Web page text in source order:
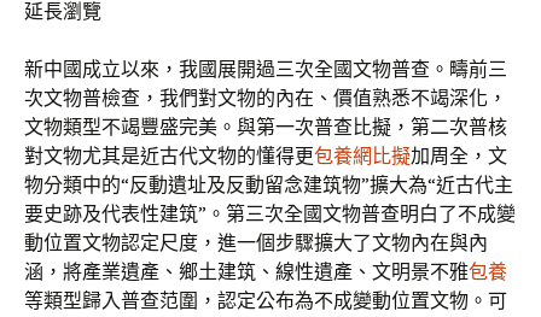
延長瀏覽
新中國成立以來，我國展開過三次全國文物普查。疇前三
次文物普檢查，我們對文物的內在、價值熟悉不竭深化，
文物類型不竭豐盛完美。與第一次普查比擬，第二次普核
對文物尤其是近古代文物的懂得更包養網比擬加周全，文
物分類中的“反動遺址及反動留念建筑物”擴大為“近古代主
要史跡及代表性建筑”。第三次全國文物普查明白了不成變
動位置文物認定尺度，進一個步驟擴大了文物內在與內
涵，將產業遺產、鄉土建筑、線性遺產、文明景不雅包養
等類型歸入普查范圍，認定公布為不成變動位置文物。可